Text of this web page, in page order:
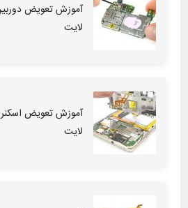
لایت
لایت